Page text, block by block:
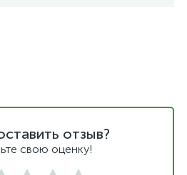
отзыв?
свою оценку!